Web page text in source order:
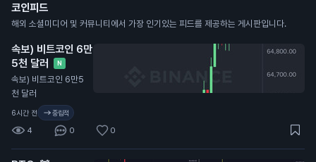
코인피드
해외 소셜미디어 및 커뮤니티에서 가장 인기있는 피드를 제공하는 게시판입니다.
속보) 비트코인 6만
5천 달러
N
속보) 비트코인 6만5
천 달러
6시간 전 중립적
4 0 0